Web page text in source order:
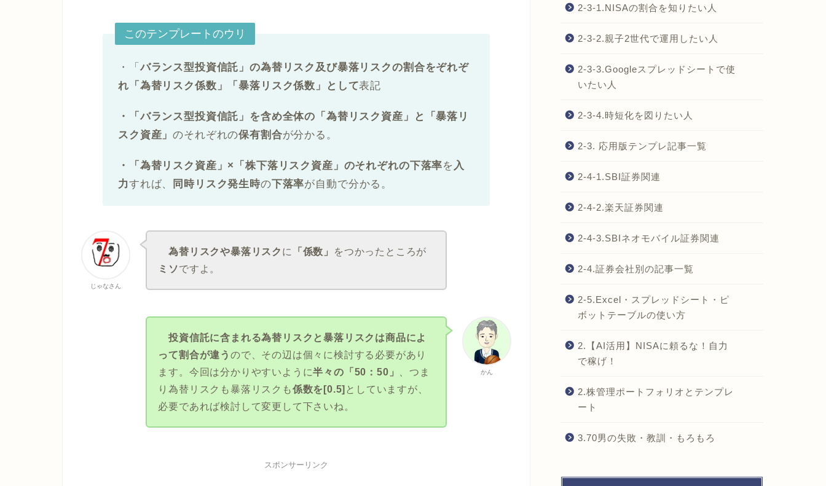
このテンプレートのウリ
・「 バランス型投資信託」の為替リスク及び暴落リスクの割合をぞれぞ
れ「為替リスク係数」「暴落リスク係数」として表記
・「バランス型投資信託」を含め全体の「為替リスク資産」と「暴落リ
スク資産」のそれぞれの保有割合が分かる。
・「 為替リスク資産」×「株下落リスク資産」 のそれぞれの下落率を 入
力すれば、 同時リスク発生時の下落率が自動で分かる。
じゃなさん
為替リスクや暴落リスク に 「係数」
をつかったところが
ミソですよ。
かん
投資信託に含まれる為替リスクと暴落リスクは商品によ
って割合が違う ので、その辺は個々に検討する必要があり
ます。今回は分かりやすいように半々の「50：50」
、つま
り為替リスクも暴落リスクも係数を[0.5] としていますが、
必要であれば検討して変更して下さいね。
スポンサーリンク
2-3-1.NISAの割合を知りたい人
2-3-2.親子2世代で運用したい人
2-3-3.Googleスプレッドシートで使
いたい人
2-3-4.時短化を図りたい人
2-3. 応用版テンプレ記事一覧
2-4-1.SBI証券関連
2-4-2.楽天証券関連
2-4-3.SBIネオモバイル証券関連
2-4.証券会社別の記事一覧
2-5.Excel・スプレッドシート・ピ
ボットテーブルの使い方
2.【AI活用】NISAに頼るな！自力
で稼げ！
2.株管理ポートフォリオとテンプレ
ート
3.70男の失敗・教訓・もろもろ